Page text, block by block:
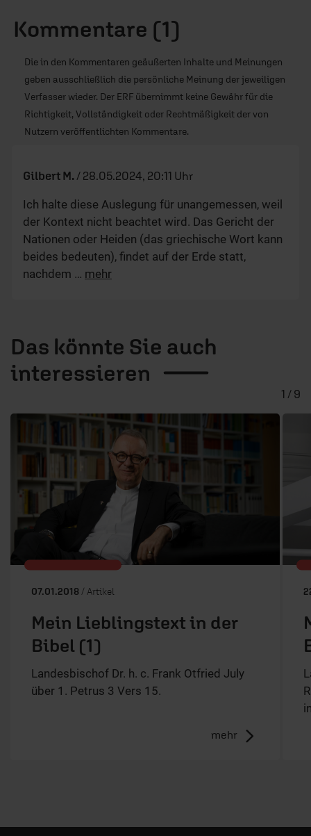
Kommentare (1)
Die in den Kommentaren geäußerten Inhalte und Meinungen
geben ausschließlich die persönliche Meinung der jeweiligen
Verfasser wieder. Der ERF übernimmt keine Gewähr für die
Richtigkeit, Vollständigkeit oder Rechtmäßigkeit der von
Nutzern veröffentlichten Kommentare.
Gilbert M. / 28.05.2024, 20:11 Uhr
Ich halte diese Auslegung für unangemessen, weil
der Kontext nicht beachtet wird. Das Gericht der
Nationen oder Heiden (das griechische Wort kann
beides bedeuten), findet auf der Erde statt,
nachdem … mehr
Das könnte Sie auch
interessieren
07.01.2018 / Artikel
Mein Lieblingstext in der
Bibel (1)
Landesbischof Dr. h. c. Frank Otfried July
über 1. Petrus 3 Vers 15.
mehr
1 / 9